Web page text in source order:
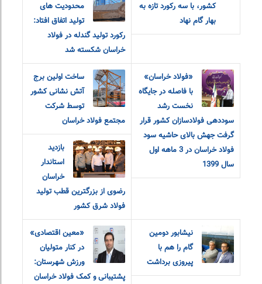
کشور، با سه رکورد تازه به
بهار گام نهاد
محدودیت های
تولید اتفاق افتاد:
رکورد تولید گندله در فولاد
خراسان شکسته شد
«فولاد خراسان»
با فاصله در جایگاه
نخست رشد
سوددهی فولادسازان کشور قرار
گرفت جهش بالای حاشیه سود
فولاد خراسان در 3 ماهه اول
سال 1399
ساخت اولین برج
آتش نشانی کشور
توسط شرکت
مجتمع فولاد خراسان
بازدید
استاندار
خراسان
رضوی از بزرگترین قطب تولید
فولاد شرق کشور
نیشابور دومین
گام را هم با
پیروزی برداشت
«معین اقتصادی»
در کنار متولیان
ورزش شهرستان:
پشتیبانی و کمک فولاد خراسان